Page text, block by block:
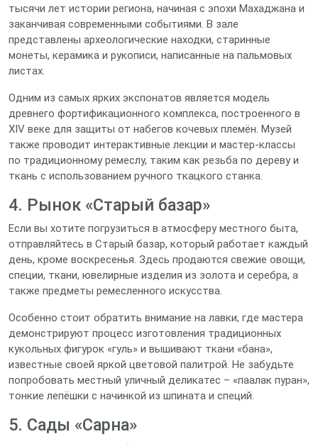
тысячи лет истории региона, начиная с эпохи Махаджана и
заканчивая современными событиями. В зале
представлены археологические находки, старинные
монеты, керамика и рукописи, написанные на пальмовых
листах.
Одним из самых ярких экспонатов является модель
древнего фортификационного комплекса, построенного в
XIV веке для защиты от набегов кочевых племён. Музей
также проводит интерактивные лекции и мастер‑классы
по традиционному ремеслу, таким как резьба по дереву и
ткань с использованием ручного ткацкого станка.
4. Рынок «Старый базар»
Если вы хотите погрузиться в атмосферу местного быта,
отправляйтесь в Старый базар, который работает каждый
день, кроме воскресенья. Здесь продаются свежие овощи,
специи, ткани, ювелирные изделия из золота и серебра, а
также предметы ремесленного искусства.
Особенно стоит обратить внимание на лавки, где мастера
демонстрируют процесс изготовления традиционных
кукольных фигурок «гуль» и вышивают ткани «бана»,
известные своей яркой цветовой палитрой. Не забудьте
попробовать местный уличный деликатес – «паалак пуран»,
тонкие лепёшки с начинкой из шпината и специй.
5. Сады «Сарна»